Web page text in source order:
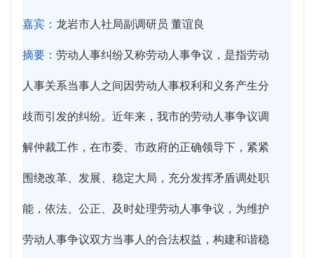
嘉宾： 龙岩市人社局副调研员 董谊良
摘要： 劳动人事纠纷又称劳动人事争议，是指劳动
人事关系当事人之间因劳动人事权利和义务产生分
歧而引发的纠纷。近年来，我市的劳动人事争议调
解仲裁工作，在市委、市政府的正确领导下，紧紧
围绕改革、发展、稳定大局，充分发挥矛盾调处职
能，依法、公正、及时处理劳动人事争议，为维护
劳动人事争议双方当事人的合法权益，构建和谐稳